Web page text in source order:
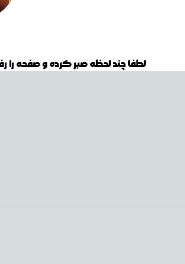
لطفا چند لحظه صبر کرده و صفحه را